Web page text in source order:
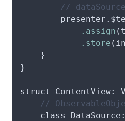
//
        presenter.
.assign
.store
    }
}
struct ContentView:
//
class